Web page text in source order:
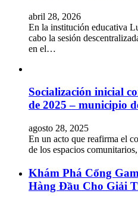
abril 28, 2026
En la institución educativa
cabo la sesión
en el…
Socialización inicial
de 2025 – municipio
agosto 28, 2025
En un acto que reafirma el
de los espacios
Khám Phá Cổng
Hàng Đầu Cho Giải